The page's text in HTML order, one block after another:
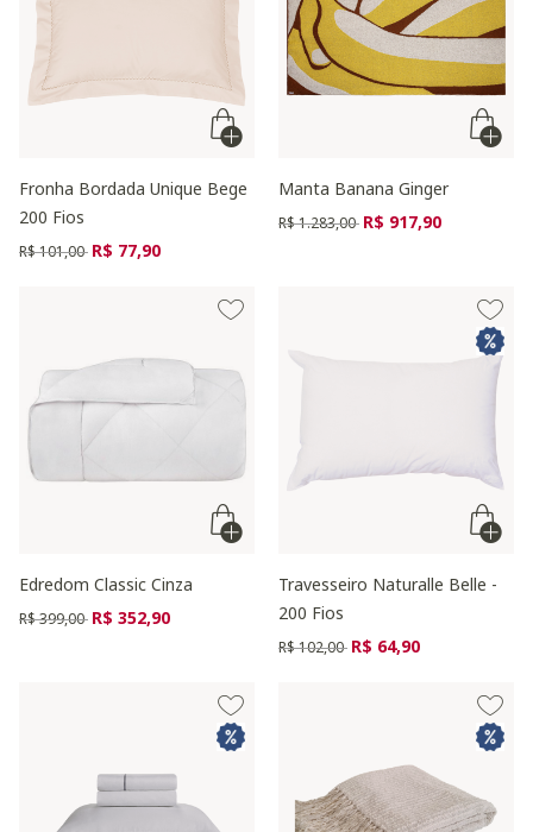
Fronha Bordada Unique Bege
200 Fios
Preço reduzido de
R$ 101,00 para
R$ 77,90
Manta Banana Ginger
Preço reduzido de
R$ 1.283,00 para
R$ 917,90
Edredom Classic Cinza
Preço reduzido de
R$ 399,00 para
R$ 352,90
Travesseiro Naturalle Belle -
200 Fios
Preço reduzido de
R$ 102,00 para
R$ 64,90